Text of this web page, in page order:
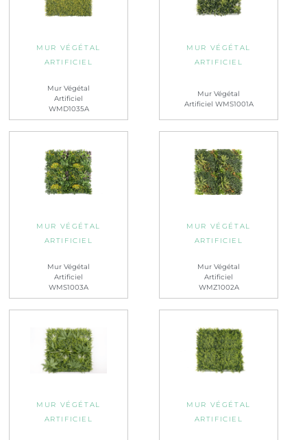
MUR VÉGÉTAL
ARTIFICIEL
Mur Végétal
Artificiel
WMD1035A
MUR VÉGÉTAL
ARTIFICIEL
Mur Végétal
Artificiel WMS1001A
MUR VÉGÉTAL
ARTIFICIEL
Mur Végétal
Artificiel
WMS1003A
MUR VÉGÉTAL
ARTIFICIEL
Mur Végétal
Artificiel
WMZ1002A
MUR VÉGÉTAL
ARTIFICIEL
MUR VÉGÉTAL
ARTIFICIEL